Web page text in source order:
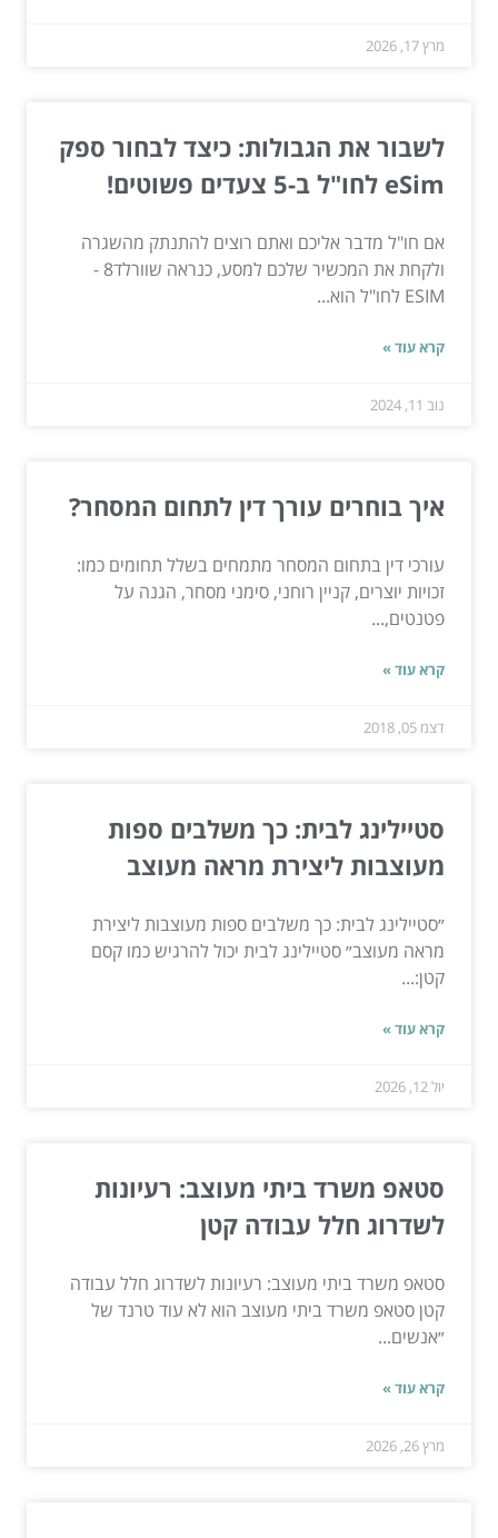
מרץ 17, 2026
לשבור את הגבולות: כיצד לבחור ספק
eSim לחו"ל ב-5 צעדים פשוטים!
אם חו"ל מדבר אליכם ואתם רוצים להתנתק מהשגרה
ולקחת את המכשיר שלכם למסע, כנראה שוורלד8 -
ESIM לחו"ל הוא...
קרא עוד »
נוב 11, 2024
איך בוחרים עורך דין לתחום המסחר?
עורכי דין בתחום המסחר מתמחים בשלל תחומים כמו:
זכויות יוצרים, קניין רוחני, סימני מסחר, הגנה על
פטנטים,...
קרא עוד »
דצמ 05, 2018
סטיילינג לבית: כך משלבים ספות
מעוצבות ליצירת מראה מעוצב
״סטיילינג לבית: כך משלבים ספות מעוצבות ליצירת
מראה מעוצב״ סטיילינג לבית יכול להרגיש כמו קסם
קטן:...
קרא עוד »
יול 12, 2026
סטאפ משרד ביתי מעוצב: רעיונות
לשדרוג חלל עבודה קטן
סטאפ משרד ביתי מעוצב: רעיונות לשדרוג חלל עבודה
קטן סטאפ משרד ביתי מעוצב הוא לא עוד טרנד של
״אנשים...
קרא עוד »
מרץ 26, 2026